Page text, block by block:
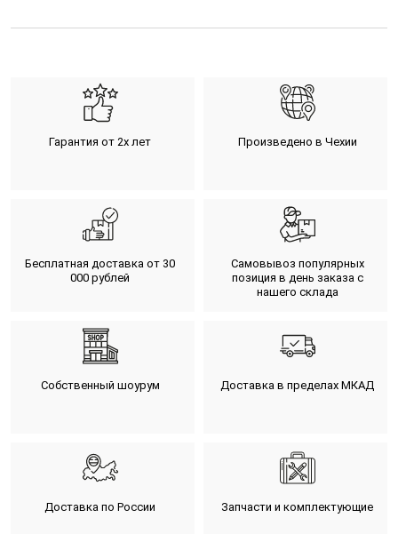
Гарантия от 2х лет Произведено в Чехии
Бесплатная доставка от 30
000 рублей
Самовывоз популярных
позиция в день заказа с
нашего склада
Собственный шоурум Доставка в пределах МКАД
Доставка по России Запчасти и комплектующие